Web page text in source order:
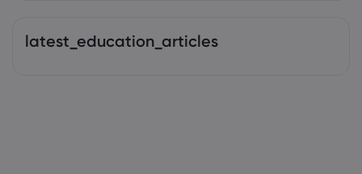
latest_education_articles